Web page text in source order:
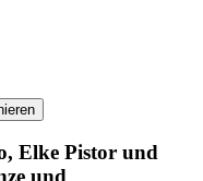
Elke Pistor und